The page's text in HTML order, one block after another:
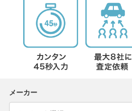
メーカー